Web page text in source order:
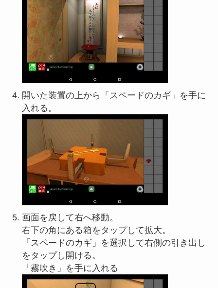
開いた装置の上から「スペードのカギ」を手に
入れる。
画面を戻して右へ移動。
右下の角にある箱をタップして拡大。
「スペードのカギ」を選択して右側の引き出し
をタップし開ける。
「霧吹き」を手に入れる